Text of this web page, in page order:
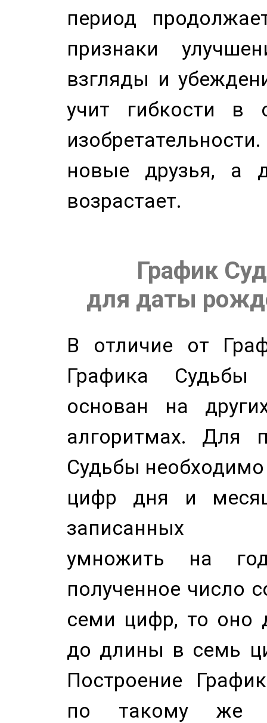
период
признаки
взгляды и
учит гибкости в
новые друзья, а
возрастает.
График
для даты
В отличие от
Графика
основан на
алгоритмах. Для
Судьбы
цифр дня и
записанных
умножить на
полученное число
семи цифр, то оно
до длины в семь
Построение
по такому же